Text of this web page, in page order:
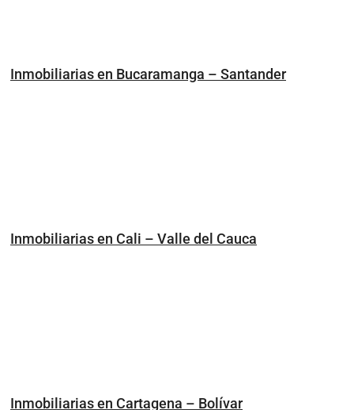
Inmobiliarias en Bucaramanga – Santander
Inmobiliarias en Cali – Valle del Cauca
Inmobiliarias en Cartagena – Bolívar